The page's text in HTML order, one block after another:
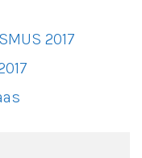
2017